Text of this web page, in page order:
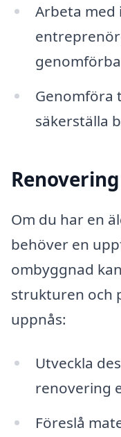
Arbeta med
Genomföra
säkerställa
Om du har en
behöver en
ombyggnad
strukturen och
uppnås:
Utveckla
renovering
Föreslå